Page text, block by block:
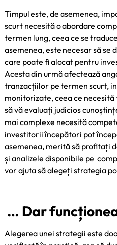
Timpul este, de asemenea,
scurt necesită o abordare
termen lung, ceea ce se
asemenea, este necesar să
care poate fi alocat pentru
Acesta din urmă afectează
tranzacțiilor pe termen scurt,
monitorizate, ceea ce
să vă evaluați judicios
mai complexe necesită
investitorii începători pot
asemenea, merită să profitați
și analizele disponibile pe
vor ajuta să alegeți strategia
… Dar
Alegerea unei strategii este